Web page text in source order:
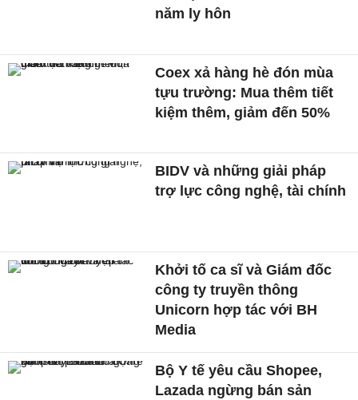
năm ly hôn
Coex xả hàng hè đón mùa
tựu trường: Mua thêm tiết
kiệm thêm, giảm đến 50%
BIDV và những giải pháp
trợ lực công nghệ, tài chính
Khởi tố ca sĩ và Giám đốc
công ty truyền thông
Unicorn hợp tác với BH
Media
Bộ Y tế yêu cầu Shopee,
Lazada ngừng bán sản